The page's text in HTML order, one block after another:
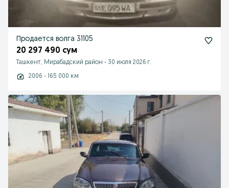
Продается волга 31105
20 297 490 сум
Ташкент, Мирабадский район - 30 июля 2026 г.
2006 - 165 000 км